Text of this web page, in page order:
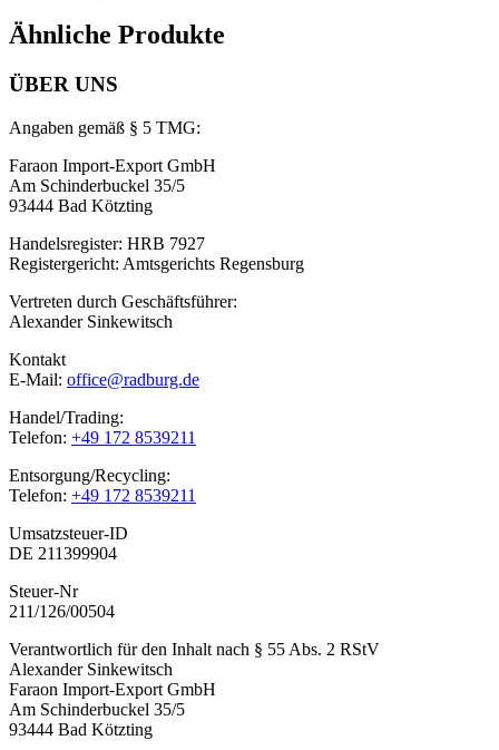
Ähnliche Produkte
ÜBER UNS
Angaben gemäß § 5 TMG:
Faraon Import-Export GmbH
Am Schinderbuckel 35/5
93444 Bad Kötzting
Handelsregister: HRB 7927
Registergericht: Amtsgerichts Regensburg
Vertreten durch Geschäftsführer:
Alexander Sinkewitsch
Kontakt
E-Mail: office@radburg.de
Handel/Trading:
Telefon: +49 172 8539211
Entsorgung/Recycling:
Telefon: +49 172 8539211
Umsatzsteuer-ID
DE 211399904
Steuer-Nr
211/126/00504
Verantwortlich für den Inhalt nach § 55 Abs. 2 RStV
Alexander Sinkewitsch
Faraon Import-Export GmbH
Am Schinderbuckel 35/5
93444 Bad Kötzting